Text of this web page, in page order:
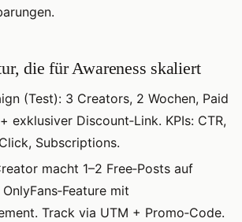
die für Awareness skaliert
(Test): 3 Creators, 2 Wochen, Paid
exklusiver Discount‑Link. KPIs: CTR,
Subscriptions.
macht 1–2 Free‑Posts auf
mit
Track via UTM + Promo‑Code.